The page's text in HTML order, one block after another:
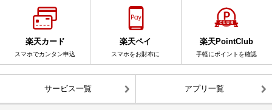
楽天カード
スマホでカンタン申込
楽天ペイ
スマホをお財布に
楽天PointClub
手軽にポイントを確認
サービス一覧 アプリ一覧